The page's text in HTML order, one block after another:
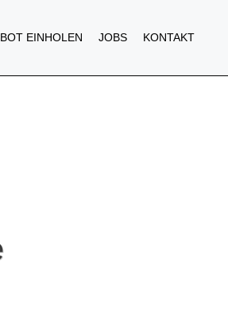
EINHOLEN JOBS KONTAKT